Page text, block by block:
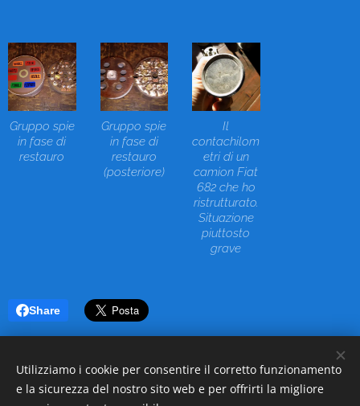
Gruppo spie
in fase di
restauro
Gruppo spie
in fase di
restauro
(posteriore)
Il
contachilom
etri di un
camion Fiat
682 che ho
ristrutturato.
Situazione
piuttosto
grave
Share
Utilizziamo i cookie per consentire il corretto funzionamento
e la sicurezza del nostro sito web e per offrirti la migliore